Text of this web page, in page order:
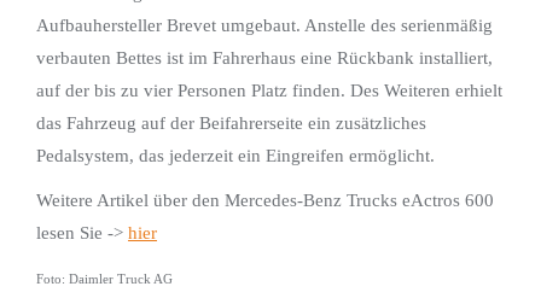
Aufbauhersteller Brevet umgebaut. Anstelle des serienmäßig
verbauten Bettes ist im Fahrerhaus eine Rückbank installiert,
auf der bis zu vier Personen Platz finden. Des Weiteren erhielt
das Fahrzeug auf der Beifahrerseite ein zusätzliches
Pedalsystem, das jederzeit ein Eingreifen ermöglicht.
Weitere Artikel über den Mercedes-Benz Trucks eActros 600
lesen Sie -> hier
Foto: Daimler Truck AG